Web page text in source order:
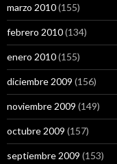
marzo 2010(155)
febrero 2010(134)
enero 2010(155)
diciembre 2009 (156)
noviembre 2009 (149)
octubre 2009 (157)
septiembre 2009 (153)